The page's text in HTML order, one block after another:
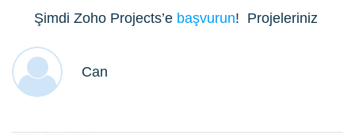
Şimdi Zoho Projects’e başvurun! Projeleriniz
Can